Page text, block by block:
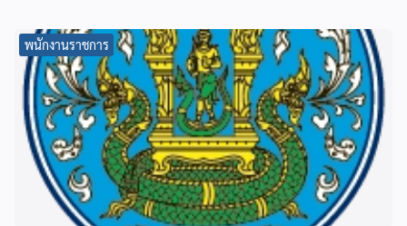
พนักงานราชการ